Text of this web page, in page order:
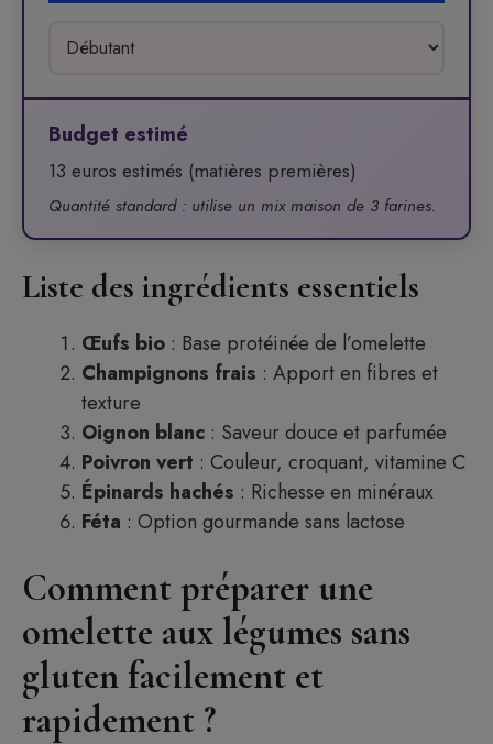
Budget estimé
13 euros estimés (matières premières)
Quantité standard : utilise un mix maison de 3 farines.
Liste des ingrédients essentiels
Œufs bio : Base protéinée de l’omelette
Champignons frais : Apport en fibres et
texture
Oignon blanc : Saveur douce et parfumée
Poivron vert : Couleur, croquant, vitamine C
Épinards hachés : Richesse en minéraux
Féta : Option gourmande sans lactose
Comment préparer une
omelette aux légumes sans
gluten facilement et
rapidement ?